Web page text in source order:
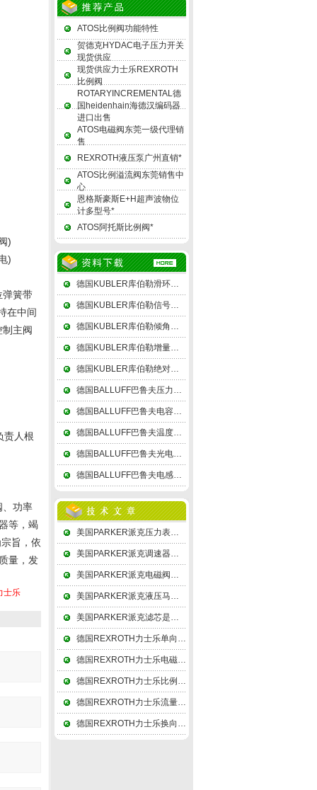
)
)
弹簧带
在中间
主阀
责人根
功率
等，竭
旨，依
量，发
士乐
ATOS比例阀功能特性
贺德克HYDAC电子压力开关
现货供应
现货供应力士乐REXROTH
比例阀
ROTARYINCREMENTAL德
国heidenhain海德汉编码器
进口出售
ATOS电磁阀东莞一级代理销
售
REXROTH液压泵广州直销*
ATOS比例溢流阀东莞销售中
心
恩格斯豪斯E+H超声波物位
计多型号*
ATOS阿托斯比例阀*
德国KUBLER库伯勒滑环由上、下两组电刷和一个差动转接盘组成
德国KUBLER库伯勒信号转换器由基准电压源（或恒流源）组成
德国KUBLER库伯勒倾角仪精密角度测量是几何量测量的一个重要项目
德国KUBLER库伯勒增量式编码器在增减借助后部的判向电路和计数器来实现
德国KUBLER库伯勒绝对值编码器可以在单圈编码的基础上再增加圈数的编码
德国BALLUFF巴鲁夫压力传感器其中55、60度的划分属于功能性的，俗称管圆
德国BALLUFF巴鲁夫电容式传感器利用连接传感器和电子线路的引线电缆电容
德国BALLUFF巴鲁夫温度传感器测温可以用辐射法和比色法
德国BALLUFF巴鲁夫光电传感器在接收器一个槽的两侧组成槽形光电
德国BALLUFF巴鲁夫电感式传感器次级绕组用差动形式连接，故称差动变压器式
美国PARKER派克压力表内为了保持溢流孔的正常性能，需在表后面留出至少10mm
美国PARKER派克调速器的缓冲器和缓冲活塞就象一个刚体一样地运动
美国PARKER派克电磁阀线圈与底版间存在的电容被称为分布电容
美国PARKER派克液压马达分解为轴向分力及和垂直分力Q
美国PARKER派克滤芯是由钛粉经成形、高温烧结而成
德国REXROTH力士乐单向阀一般外壳为ABS,PE,PP,NYLON, PC
德国REXROTH力士乐电磁阀依次遵循安全性，可靠性，适用性，经济性四大原则
德国REXROTH力士乐比例放大器的设计指标要求差分输出幅度为±4V
德国REXROTH力士乐流量阀采用分流集流阀－同步阀的同步控制液压系统
德国REXROTH力士乐换向阀调节螺钉在两组密封组件不能同步